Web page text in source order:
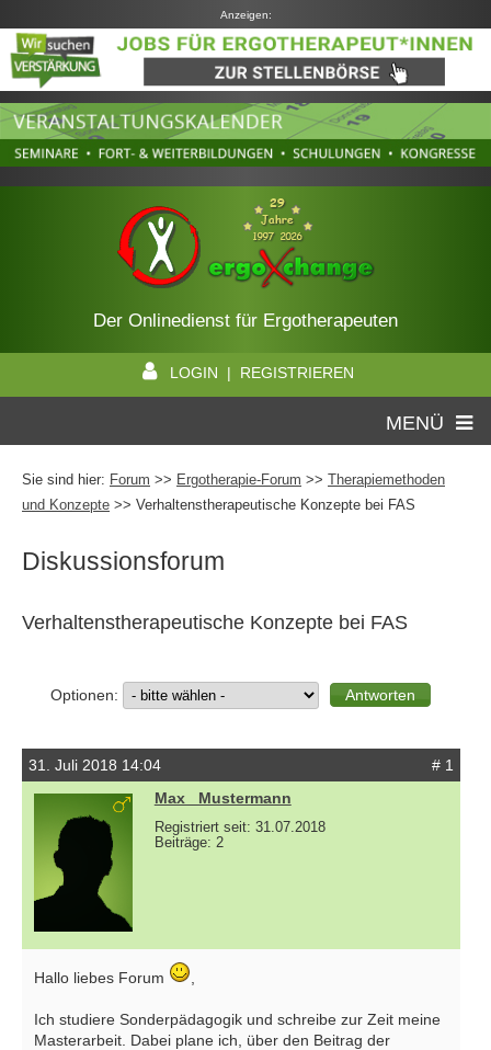
Anzeigen:
Der Onlinedienst für Ergotherapeuten
LOGIN | REGISTRIEREN
MENÜ
Sie sind hier: Forum >> Ergotherapie-Forum >> Therapiemethoden
und Konzepte >> Verhaltenstherapeutische Konzepte bei FAS
Diskussionsforum
Verhaltenstherapeutische Konzepte bei FAS
Optionen:
31. Juli 2018 14:04
# 1
Max _Mustermann
Registriert seit: 31.07.2018
Beiträge: 2
Hallo liebes Forum
Ich studiere Sonderpädagogik und schreibe zur Zeit meine
Masterarbeit. Dabei plane ich, über den Beitrag der